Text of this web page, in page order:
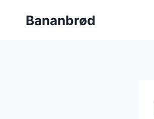
Bananbrød